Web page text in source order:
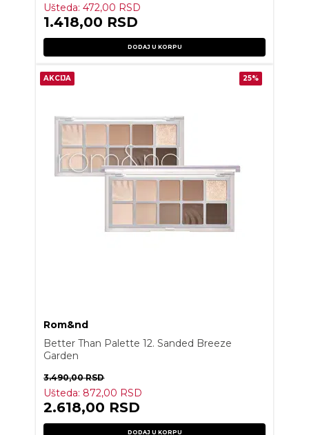
Ušteda:472,00 RSD
1.418,00 RSD
DODAJ U KORPU
AKCIJA 25%
Rom&nd
Better Than Palette 12. Sanded Breeze
Garden
3.490,00RSD
Ušteda: 872,00 RSD
2.618,00 RSD
DODAJ U KORPU